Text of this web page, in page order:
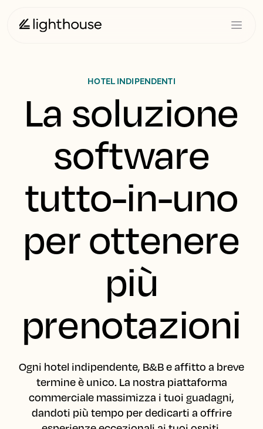
HOTEL INDIPENDENTI
La soluzione
software
tutto-in-uno
per ottenere
più
prenotazioni
Ogni hotel indipendente, B&B e affitto a breve
termine è unico. La nostra piattaforma
commerciale massimizza i tuoi guadagni,
dandoti più tempo per dedicarti a offrire